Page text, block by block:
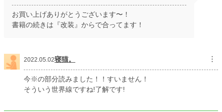
お買い上げありがとうございます〜！
書籍の続きは『改装』からで合ってます！
2022.05.02寝猫。 ︙
今※の部分読みました！！すいません！
そういう世界線ですね!了解です!